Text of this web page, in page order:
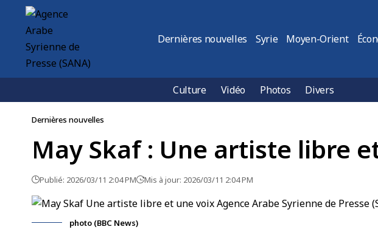
Dernières nouvelles Syrie Moyen-Orient
Culture Vidéo Photos Divers
Dernières nouvelles
May Skaf : Une artiste libre
Publié: 2026/03/11 2:04 PM Mis à jour: 2026/03/11 2:04 PM
photo (BBC News)